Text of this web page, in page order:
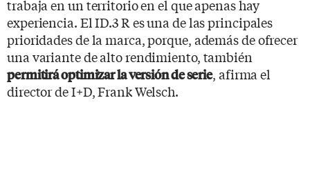
trabaja en un territorio en el que apenas hay
experiencia. El ID.3 R es una de las principales
prioridades de la marca, porque, además de ofrecer
una variante de alto rendimiento, también
permitirá optimizar la versión de serie, afirma el
director de I+D, Frank Welsch.